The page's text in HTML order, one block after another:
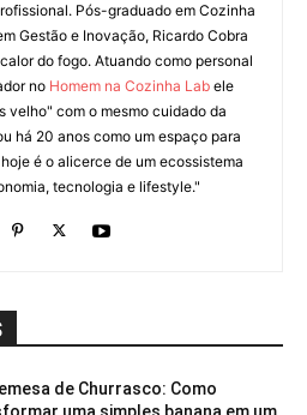
Pós-graduado em Cozinha
Gestão e Inovação, Ricardo Cobra
do fogo. Atuando como personal
no Homem na Cozinha Labele
velho" com o mesmo cuidado da
há 20 anos como um espaço para
é o alicerce de um ecossistema
tecnologia e lifestyle."
de Churrasco: Como